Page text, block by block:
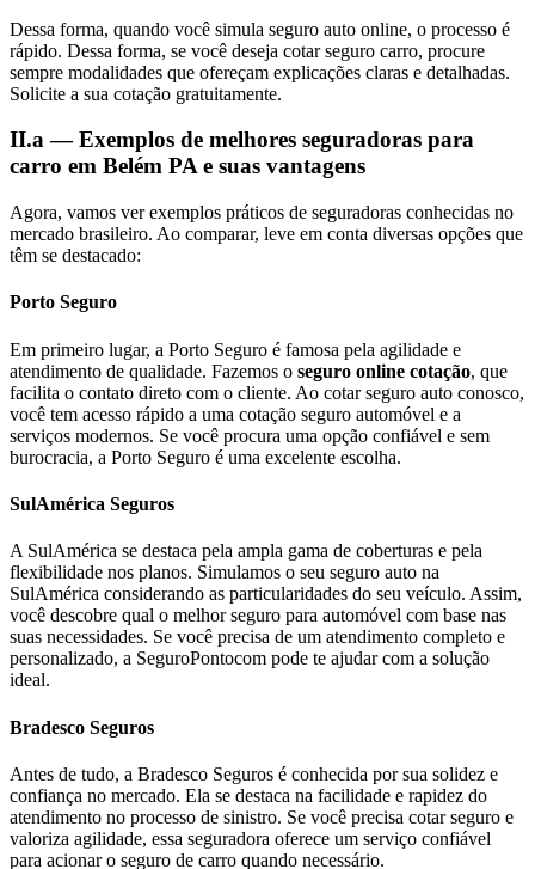
Dessa forma, quando você simula seguro auto online, o processo é
rápido. Dessa forma, se você deseja cotar seguro carro, procure
sempre modalidades que ofereçam explicações claras e detalhadas.
Solicite a sua cotação gratuitamente.
II.a — Exemplos de melhores seguradoras para
carro em Belém PA e suas vantagens
Agora, vamos ver exemplos práticos de seguradoras conhecidas no
mercado brasileiro. Ao comparar, leve em conta diversas opções que
têm se destacado:
Porto Seguro
Em primeiro lugar, a Porto Seguro é famosa pela agilidade e
atendimento de qualidade. Fazemos o seguro online cotação, que
facilita o contato direto com o cliente. Ao cotar seguro auto conosco,
você tem acesso rápido a uma cotação seguro automóvel e a
serviços modernos. Se você procura uma opção confiável e sem
burocracia, a Porto Seguro é uma excelente escolha.
SulAmérica Seguros
A SulAmérica se destaca pela ampla gama de coberturas e pela
flexibilidade nos planos. Simulamos o seu seguro auto na
SulAmérica considerando as particularidades do seu veículo. Assim,
você descobre qual o melhor seguro para automóvel com base nas
suas necessidades. Se você precisa de um atendimento completo e
personalizado, a SeguroPontocom pode te ajudar com a solução
ideal.
Bradesco Seguros
Antes de tudo, a Bradesco Seguros é conhecida por sua solidez e
confiança no mercado. Ela se destaca na facilidade e rapidez do
atendimento no processo de sinistro. Se você precisa cotar seguro e
valoriza agilidade, essa seguradora oferece um serviço confiável
para acionar o seguro de carro quando necessário.